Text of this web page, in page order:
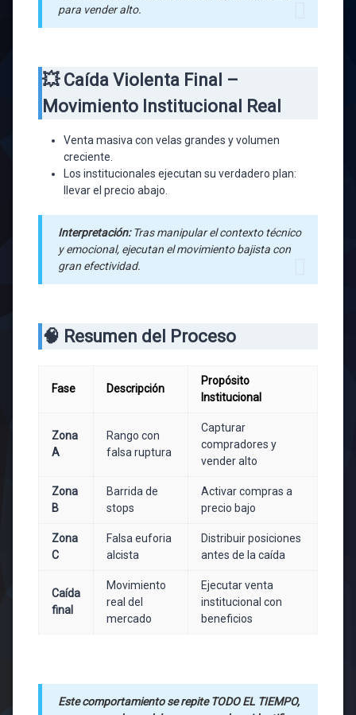
para vender alto.
💥 Caída Violenta Final –
Movimiento Institucional Real
Venta masiva con velas grandes y volumen
creciente.
Los institucionales ejecutan su verdadero plan:
llevar el precio abajo.
Interpretación:Tras manipular el contexto técnico
y emocional, ejecutan el movimiento bajista con
gran efectividad.
🧠 Resumen del Proceso
Fase Descripción
Propósito
Institucional
Zona
A
Rango con
falsa ruptura
Capturar
compradores y
vender alto
Zona
B
Barrida de
stops
Activar compras a
precio bajo
Zona
C
Falsa euforia
alcista
Distribuir posiciones
antes de la caída
Caída
final
Movimiento
real del
mercado
Ejecutar venta
institucional con
beneficios
Este comportamiento se repite TODO EL TIEMPO,